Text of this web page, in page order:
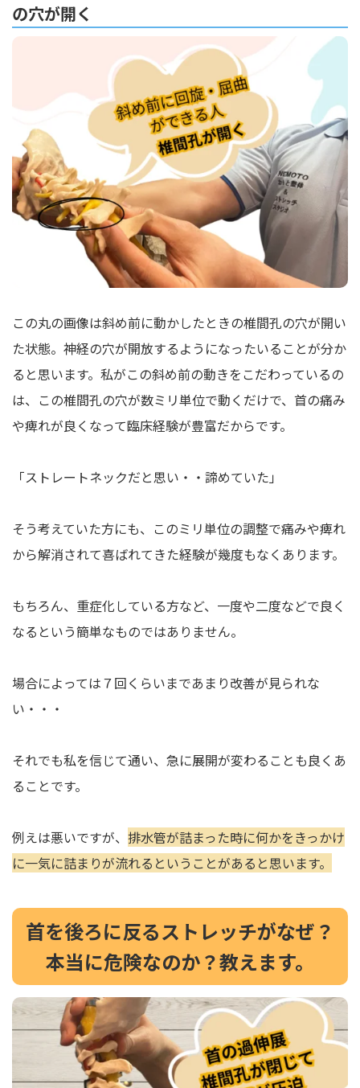
の穴が開く
この丸の画像は斜め前に動かしたときの椎間孔の穴が開い
た状態。神経の穴が開放するようになったいることが分か
ると思います。私がこの斜め前の動きをこだわっているの
は、この椎間孔の穴が数ミリ単位で動くだけで、首の痛み
や痺れが良くなって臨床経験が豊富だからです。
「ストレートネックだと思い・・諦めていた」
そう考えていた方にも、このミリ単位の調整で痛みや痺れ
から解消されて喜ばれてきた経験が幾度もなくあります。
もちろん、重症化している方など、一度や二度などで良く
なるという簡単なものではありません。
場合によっては７回くらいまであまり改善が見られな
い・・・
それでも私を信じて通い、急に展開が変わることも良くあ
ることです。
例えは悪いですが、 排水管が詰まった時に何かをきっかけ
に一気に詰まりが流れるということがあると思います。
首を後ろに反るストレッチがなぜ？
本当に危険なのか？教えます。